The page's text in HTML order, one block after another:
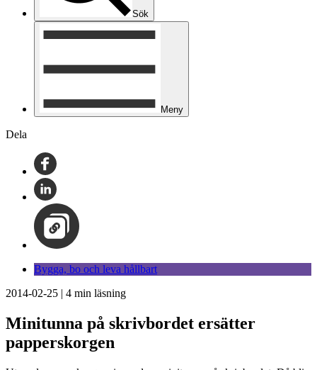
Sök
Meny
Dela
Bygga, bo och leva hållbart
2014-02-25 | 4 min läsning
Minitunna på skrivbordet ersätter
papperskorgen